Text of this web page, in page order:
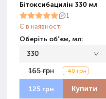
Бітоксибацилін 330 мл
1
Є в наявності
Оберіть об'єм, мл:
330
165 грн -40 грн
125 грн Купити